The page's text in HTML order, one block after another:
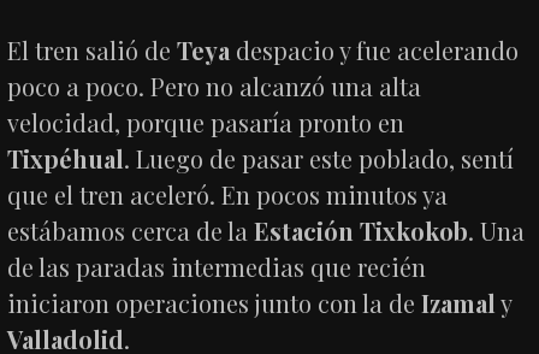
El tren salió deTeya despacio y fue acelerando
poco a poco. Pero no alcanzó una alta
velocidad, porque pasaría pronto en
Tixpéhual. Luego de pasar este poblado, sentí
que el tren aceleró. En pocos minutos ya
estábamos cerca de laEstación Tixkokob. Una
de las paradas intermedias que recién
iniciaron operaciones junto con la deIzamal y
Valladolid.